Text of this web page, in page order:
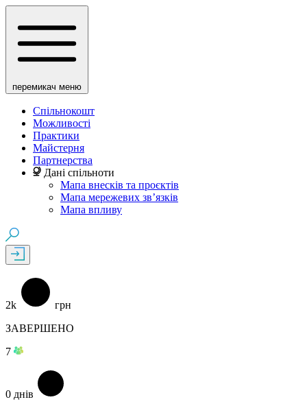
перемикач меню
Спільнокошт
Можливості
Практики
Майстерня
Партнерства
Дані спільноти
Мапа внесків та проєктів
Мапа мережевих зв’язків
Мапа впливу
2k
грн
ЗАВЕРШЕНО
7
0 днів